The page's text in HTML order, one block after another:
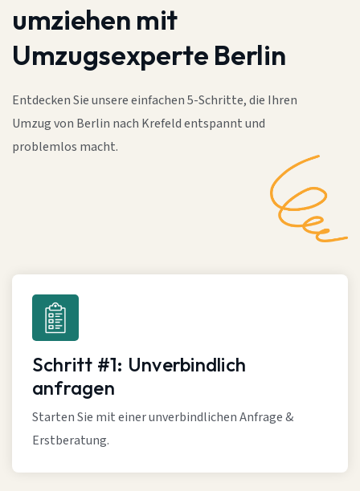
umziehen mit
Umzugsexperte Berlin
Entdecken Sie unsere einfachen 5-Schritte, die Ihren
Umzug von Berlin nach Krefeld entspannt und
problemlos macht.
Schritt #1: Unverbindlich
anfragen
Starten Sie mit einer unverbindlichen Anfrage &
Erstberatung.